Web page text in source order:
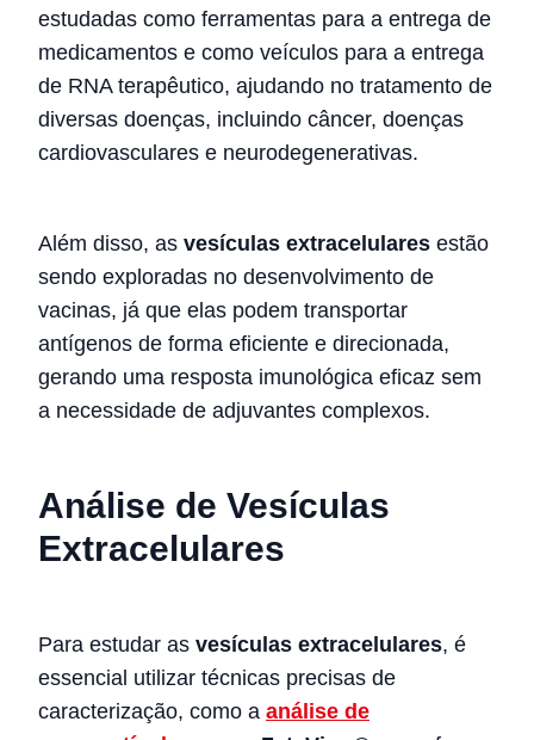
estudadas como ferramentas para a entrega de
medicamentos e como veículos para a entrega
de RNA terapêutico, ajudando no tratamento de
diversas doenças, incluindo câncer, doenças
cardiovasculares e neurodegenerativas.
Além disso, as vesículas extracelulares estão
sendo exploradas no desenvolvimento de
vacinas, já que elas podem transportar
antígenos de forma eficiente e direcionada,
gerando uma resposta imunológica eficaz sem
a necessidade de adjuvantes complexos.
Análise de Vesículas
Extracelulares
Para estudar as vesículas extracelulares, é
essencial utilizar técnicas precisas de
caracterização, como a análise de